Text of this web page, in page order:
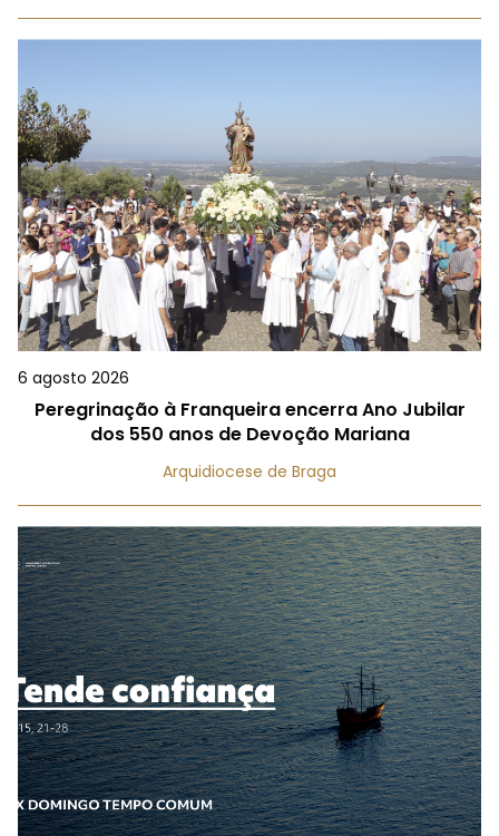
6 agosto 2026
Peregrinação à Franqueira encerra Ano Jubilar
dos 550 anos de Devoção Mariana
Arquidiocese de Braga